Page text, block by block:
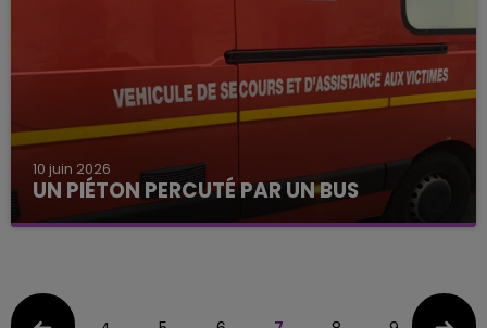
10 juin 2026
UN PIÉTON PERCUTÉ PAR UN BUS